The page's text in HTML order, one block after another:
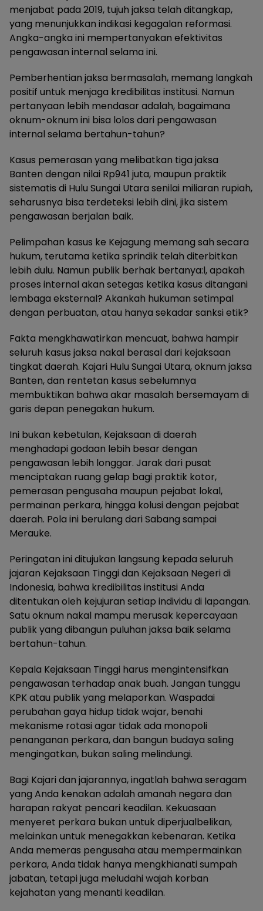
menjabat pada 2019, tujuh jaksa telah ditangkap,
yang menunjukkan indikasi kegagalan reformasi.
Angka-angka ini mempertanyakan efektivitas
pengawasan internal selama ini.
Pemberhentian jaksa bermasalah, memang langkah
positif untuk menjaga kredibilitas institusi. Namun
pertanyaan lebih mendasar adalah, bagaimana
oknum-oknum ini bisa lolos dari pengawasan
internal selama bertahun-tahun?
Kasus pemerasan yang melibatkan tiga jaksa
Banten dengan nilai Rp941 juta, maupun praktik
sistematis di Hulu Sungai Utara senilai miliaran rupiah,
seharusnya bisa terdeteksi lebih dini, jika sistem
pengawasan berjalan baik.
Pelimpahan kasus ke Kejagung memang sah secara
hukum, terutama ketika sprindik telah diterbitkan
lebih dulu. Namun publik berhak bertanya:l, apakah
proses internal akan setegas ketika kasus ditangani
lembaga eksternal? Akankah hukuman setimpal
dengan perbuatan, atau hanya sekadar sanksi etik?
Fakta mengkhawatirkan mencuat, bahwa hampir
seluruh kasus jaksa nakal berasal dari kejaksaan
tingkat daerah. Kajari Hulu Sungai Utara, oknum jaksa
Banten, dan rentetan kasus sebelumnya
membuktikan bahwa akar masalah bersemayam di
garis depan penegakan hukum.
Ini bukan kebetulan, Kejaksaan di daerah
menghadapi godaan lebih besar dengan
pengawasan lebih longgar. Jarak dari pusat
menciptakan ruang gelap bagi praktik kotor,
pemerasan pengusaha maupun pejabat lokal,
permainan perkara, hingga kolusi dengan pejabat
daerah. Pola ini berulang dari Sabang sampai
Merauke.
Peringatan ini ditujukan langsung kepada seluruh
jajaran Kejaksaan Tinggi dan Kejaksaan Negeri di
Indonesia, bahwa kredibilitas institusi Anda
ditentukan oleh kejujuran setiap individu di lapangan.
Satu oknum nakal mampu merusak kepercayaan
publik yang dibangun puluhan jaksa baik selama
bertahun-tahun.
Kepala Kejaksaan Tinggi harus mengintensifkan
pengawasan terhadap anak buah. Jangan tunggu
KPK atau publik yang melaporkan. Waspadai
perubahan gaya hidup tidak wajar, benahi
mekanisme rotasi agar tidak ada monopoli
penanganan perkara, dan bangun budaya saling
mengingatkan, bukan saling melindungi.
Bagi Kajari dan jajarannya, ingatlah bahwa seragam
yang Anda kenakan adalah amanah negara dan
harapan rakyat pencari keadilan. Kekuasaan
menyeret perkara bukan untuk diperjualbelikan,
melainkan untuk menegakkan kebenaran. Ketika
Anda memeras pengusaha atau mempermainkan
perkara, Anda tidak hanya mengkhianati sumpah
jabatan, tetapi juga meludahi wajah korban
kejahatan yang menanti keadilan.